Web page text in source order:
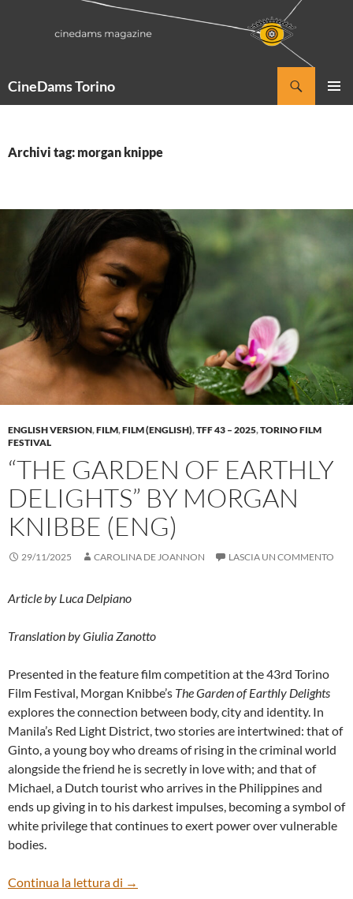
CineDams Torino
Archivi tag: morgan knippe
ENGLISH VERSION,FILM,FILM (ENGLISH),TFF 43 – 2025,TORINO FILM
FESTIVAL
“THE GARDEN OF EARTHLY
DELIGHTS” BY MORGAN
KNIBBE (ENG)
29/11/2025 CAROLINA DE JOANNON LASCIA UN COMMENTO
Article by Luca Delpiano
Translation by Giulia Zanotto
Presented in the feature film competition at the 43rd Torino
Film Festival, Morgan Knibbe’s The Garden of Earthly Delights
explores the connection between body, city and identity. In
Manila’s Red Light District, two stories are intertwined: that of
Ginto, a young boy who dreams of rising in the criminal world
alongside the friend he is secretly in love with; and that of
Michael, a Dutch tourist who arrives in the Philippines and
ends up giving in to his darkest impulses, becoming a symbol of
white privilege that continues to exert power over vulnerable
bodies.
Continua la lettura di “THE GARDEN OF EARTHLY
→